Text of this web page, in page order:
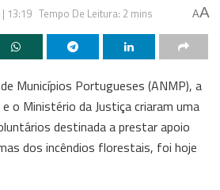
13:19 Tempo De Leitura: 2 mins AA
Municípios Portugueses (ANMP), a
o Ministério da Justiça criaram uma
destinada a prestar apoio
dos incêndios florestais, foi hoje